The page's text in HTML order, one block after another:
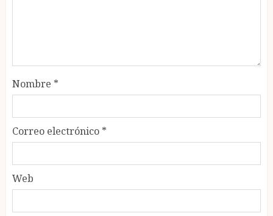
Nombre *
Correo electrónico *
Web